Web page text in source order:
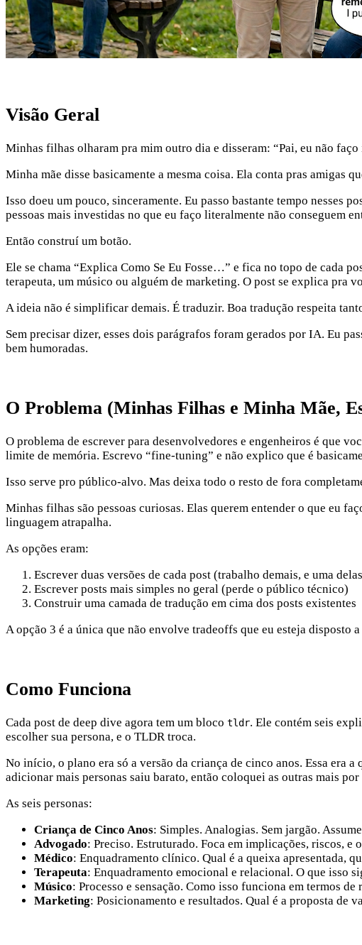
Visão Geral
Minhas filhas olharam pra mim outro dia e disseram: “Pai, eu não faço
Minha mãe disse basicamente a mesma coisa. Ela conta pras amigas
Isso doeu um pouco, sinceramente. Eu passo bastante tempo nesses
pessoas mais investidas no que eu faço literalmente não conseguem
Então construí um botão.
Ele se chama “Explica Como Se Eu Fosse…” e fica no topo de cada
terapeuta, um músico ou alguém de marketing. O post se explica pra
A ideia não é simplificar demais. É traduzir. Boa tradução respeita
Sem precisar dizer, esses dois parágrafos foram gerados por IA. Eu
bem humoradas.
O Problema (Minhas Filhas e Minha Mãe,
O problema de escrever para desenvolvedores e engenheiros é que
limite de memória. Escrevo “fine-tuning” e não explico que é
Isso serve pro público-alvo. Mas deixa todo o resto de fora
Minhas filhas são pessoas curiosas. Elas querem entender o que eu
linguagem atrapalha.
As opções eram:
Escrever duas versões de cada post (trabalho demais, e uma
Escrever posts mais simples no geral (perde o público técnico)
Construir uma camada de tradução em cima dos posts existentes
A opção 3 é a única que não envolve tradeoffs que eu esteja disposto a
Como Funciona
Cada post de deep dive agora tem um bloco tldr. Ele contém seis
escolher sua persona, e o TLDR troca.
No início, o plano era só a versão da criança de cinco anos. Essa era
adicionar mais personas saiu barato, então coloquei as outras mais
As seis personas:
Criança de Cinco Anos: Simples. Analogias. Sem jargão.
Advogado: Preciso. Estruturado. Foca em implicações, riscos,
Médico: Enquadramento clínico. Qual é a queixa apresentada,
Terapeuta: Enquadramento emocional e relacional. O que isso
Músico: Processo e sensação. Como isso funciona em termos
Marketing: Posicionamento e resultados. Qual é a proposta de